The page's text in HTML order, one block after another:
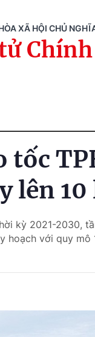
XÃ HỘI CHỦ
tốc
lên 10
kỳ 2021-2030,
hoạch với quy mô